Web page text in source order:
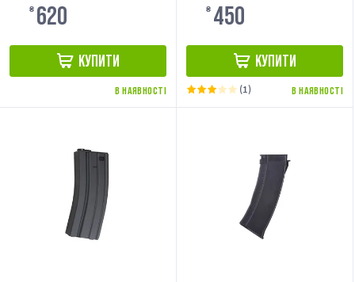
₴ 620
КУПИТИ
В НАЯВНОСТІ
₴ 450
КУПИТИ
В НАЯВНОСТІ
(1)